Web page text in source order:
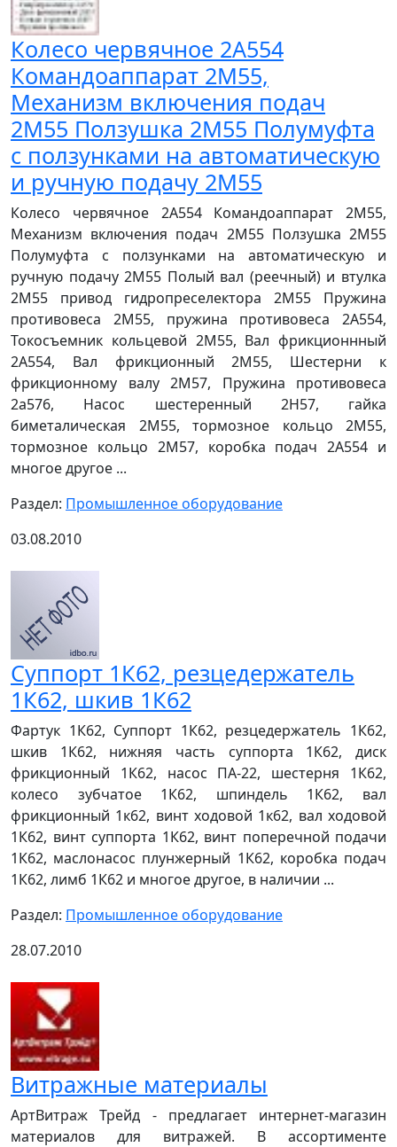
Колесо червячное 2А554
Командоаппарат 2М55,
Механизм включения подач
2М55 Ползушка 2М55 Полумуфта
с ползунками на автоматическую
и ручную подачу 2М55
Колесо червячное 2А554 Командоаппарат 2М55,
Механизм включения подач 2М55 Ползушка 2М55
Полумуфта с ползунками на автоматическую и
ручную подачу 2М55 Полый вал (реечный) и втулка
2М55 привод гидропреселектора 2М55 Пружина
противовеса 2М55, пружина противовеса 2А554,
Токосъемник кольцевой 2М55, Вал фрикционнный
2А554, Вал фрикционный 2М55, Шестерни к
фрикционному валу 2М57, Пружина противовеса
2а576, Насос шестеренный 2Н57, гайка
биметалическая 2М55, тормозное кольцо 2М55,
тормозное кольцо 2М57, коробка подач 2А554 и
многое другое ...
Раздел: Промышленное оборудование
03.08.2010
Суппорт 1К62, резцедержатель
1К62, шкив 1К62
Фартук 1К62, Суппорт 1К62, резцедержатель 1К62,
шкив 1К62, нижняя часть суппорта 1К62, диск
фрикционный 1К62, насос ПА-22, шестерня 1К62,
колесо зубчатое 1К62, шпиндель 1К62, вал
фрикционный 1к62, винт ходовой 1к62, вал ходовой
1К62, винт суппорта 1К62, винт поперечной подачи
1К62, маслонасос плунжерный 1К62, коробка подач
1К62, лимб 1К62 и многое другое, в наличии ...
Раздел: Промышленное оборудование
28.07.2010
Витражные материалы
АртВитраж Трейд - предлагает интернет-магазин
материалов для витражей. В ассортименте